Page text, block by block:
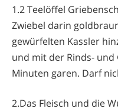
1.2 Teelöffel
Zwiebel darin
gewürfelten Kassler
und mit der Rinds-
Minuten garen. Darf
2.Das Fleisch und die